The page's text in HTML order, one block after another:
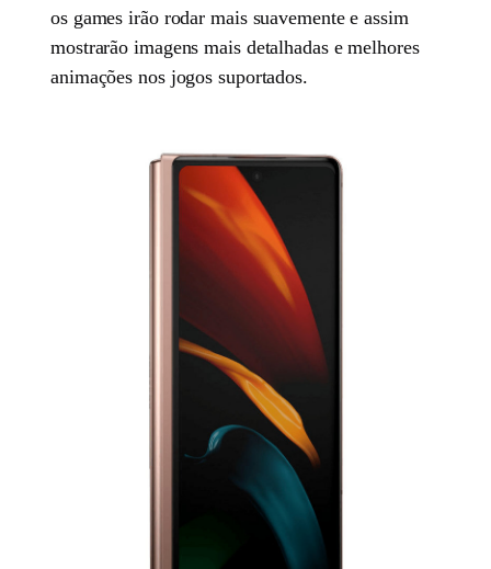
os games irão rodar mais suavemente e assim
mostrarão imagens mais detalhadas e melhores
animações nos jogos suportados.